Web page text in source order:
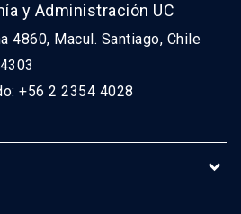
y Administración UC
4860, Macul. Santiago, Chile
+56 2 2354 4028